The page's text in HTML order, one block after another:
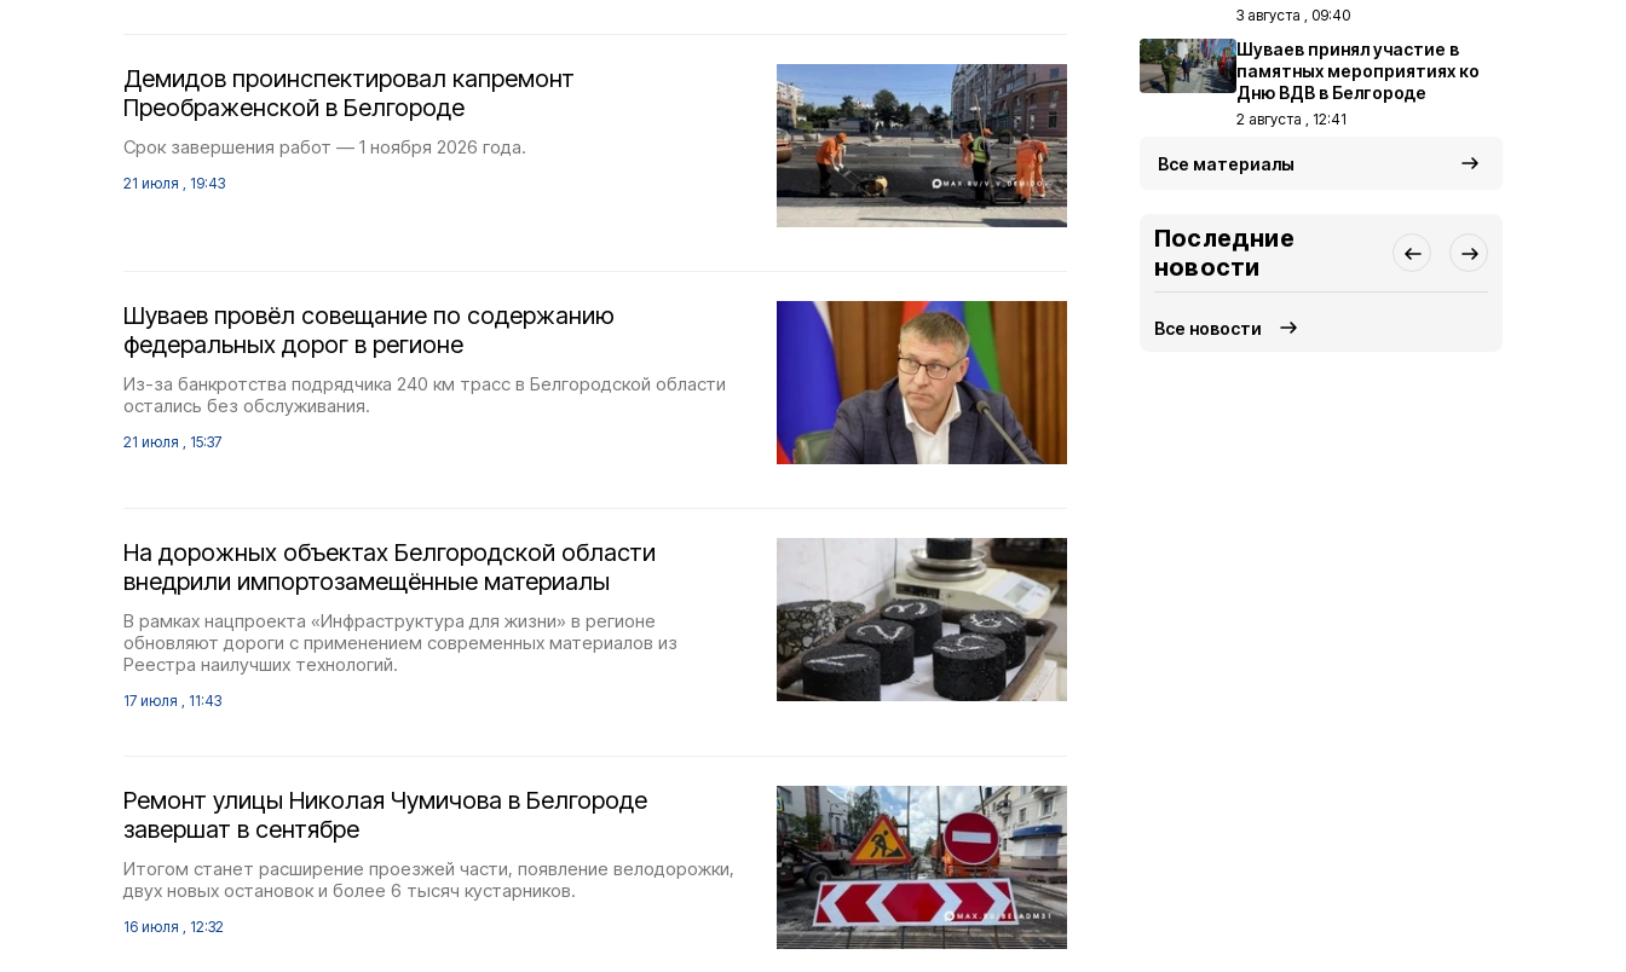
Демидов проинспектировал капремонт
Преображенской в Белгороде
Срок завершения работ — 1 ноября 2026 года.
21 июля , 19:43
Шуваев провёл совещание по содержанию
федеральных дорог в регионе
Из-за банкротства подрядчика 240 км трасс в Белгородской области
остались без обслуживания.
21 июля , 15:37
На дорожных объектах Белгородской области
внедрили импортозамещённые материалы
В рамках нацпроекта «Инфраструктура для жизни» в регионе
обновляют дороги с применением современных материалов из
Реестра наилучших технологий.
17 июля , 11:43
Ремонт улицы Николая Чумичова в Белгороде
завершат в сентябре
Итогом станет расширение проезжей части, появление велодорожки,
двух новых остановок и более 6 тысяч кустарников.
16 июля , 12:32
3 августа , 09:40
Шуваев принял участие в
памятных мероприятиях ко
Дню ВДВ в Белгороде
2 августа , 12:41
Все материалы
Последние
новости
Все новости